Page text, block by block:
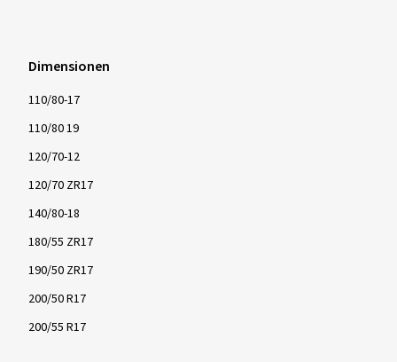
Dimensionen
110/80-17
110/80 19
120/70-12
120/70 ZR17
140/80-18
180/55 ZR17
190/50 ZR17
200/50 R17
200/55 R17